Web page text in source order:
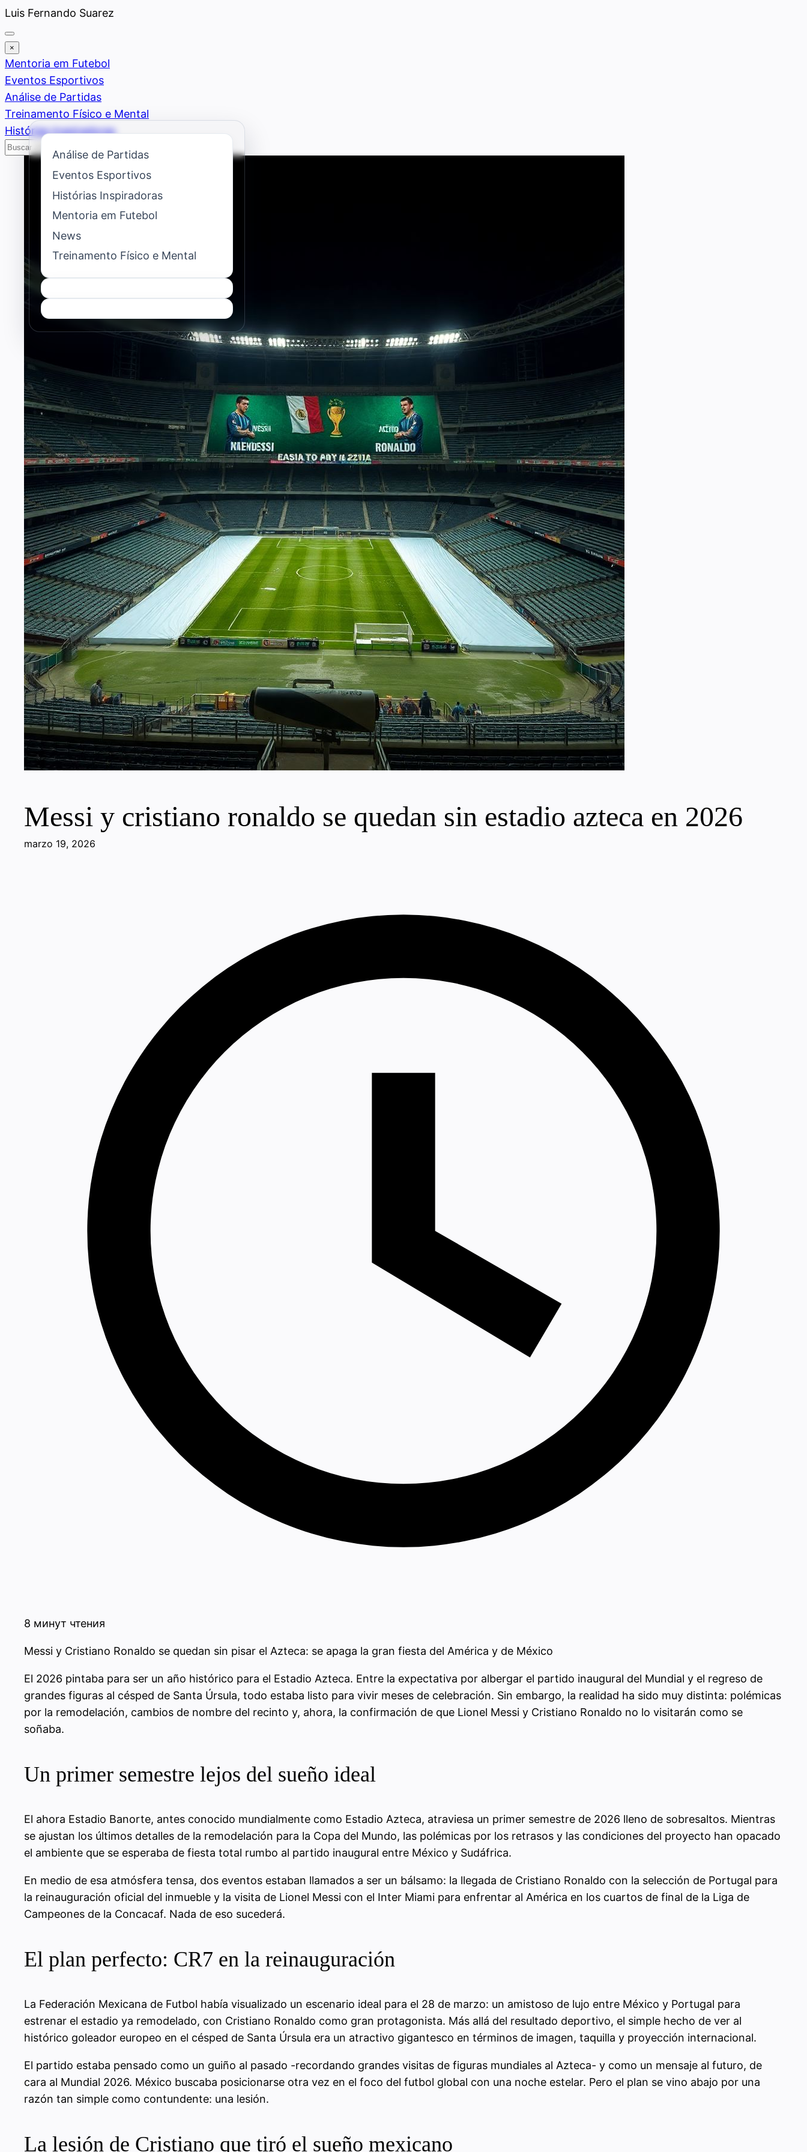
Saltar
al
contenido
Luis Fernando Suarez
×
Mentoria em Futebol
Eventos Esportivos
Análise de Partidas
Treinamento Físico e Mental
Histórias Inspiradoras
Buscar
Messi y cristiano ronaldo se quedan sin estadio azteca en 2026
marzo 19, 2026
8 минут чтения
Messi y Cristiano Ronaldo se quedan sin pisar el Azteca: se apaga la gran fiesta del América y de México
El 2026 pintaba para ser un año histórico para el Estadio Azteca. Entre la expectativa por albergar el partido inaugural del Mundial y el regreso de
grandes figuras al césped de Santa Úrsula, todo estaba listo para vivir meses de celebración. Sin embargo, la realidad ha sido muy distinta: polémicas
por la remodelación, cambios de nombre del recinto y, ahora, la confirmación de que Lionel Messi y Cristiano Ronaldo no lo visitarán como se
soñaba.
Un primer semestre lejos del sueño ideal
El ahora Estadio Banorte, antes conocido mundialmente como Estadio Azteca, atraviesa un primer semestre de 2026 lleno de sobresaltos. Mientras
se ajustan los últimos detalles de la remodelación para la Copa del Mundo, las polémicas por los retrasos y las condiciones del proyecto han opacado
el ambiente que se esperaba de fiesta total rumbo al partido inaugural entre México y Sudáfrica.
En medio de esa atmósfera tensa, dos eventos estaban llamados a ser un bálsamo: la llegada de Cristiano Ronaldo con la selección de Portugal para
la reinauguración oficial del inmueble y la visita de Lionel Messi con el Inter Miami para enfrentar al América en los cuartos de final de la Liga de
Campeones de la Concacaf. Nada de eso sucederá.
El plan perfecto: CR7 en la reinauguración
La Federación Mexicana de Futbol había visualizado un escenario ideal para el 28 de marzo: un amistoso de lujo entre México y Portugal para
estrenar el estadio ya remodelado, con Cristiano Ronaldo como gran protagonista. Más allá del resultado deportivo, el simple hecho de ver al
histórico goleador europeo en el césped de Santa Úrsula era un atractivo gigantesco en términos de imagen, taquilla y proyección internacional.
El partido estaba pensado como un guiño al pasado -recordando grandes visitas de figuras mundiales al Azteca- y como un mensaje al futuro, de
cara al Mundial 2026. México buscaba posicionarse otra vez en el foco del futbol global con una noche estelar. Pero el plan se vino abajo por una
razón tan simple como contundente: una lesión.
La lesión de Cristiano que tiró el sueño mexicano
Análise de Partidas
Eventos Esportivos
Histórias Inspiradoras
Mentoria em Futebol
News
Treinamento Físico e Mental